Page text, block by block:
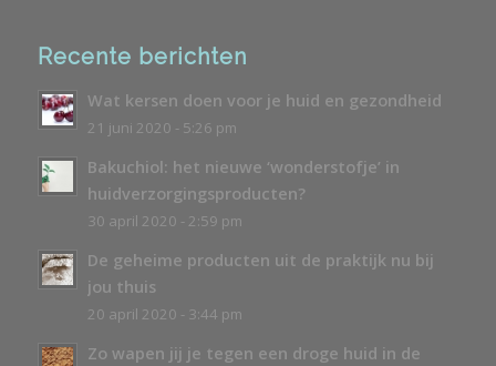
Recente berichten
Wat kersen doen voor je huid en gezondheid
21 juni 2020 - 5:26 pm
Bakuchiol: het nieuwe ‘wonderstofje’ in
huidverzorgingsproducten?
30 april 2020 - 2:59 pm
De geheime producten uit de praktijk nu bij
jou thuis
20 april 2020 - 3:44 pm
Zo wapen jij je tegen een droge huid in de